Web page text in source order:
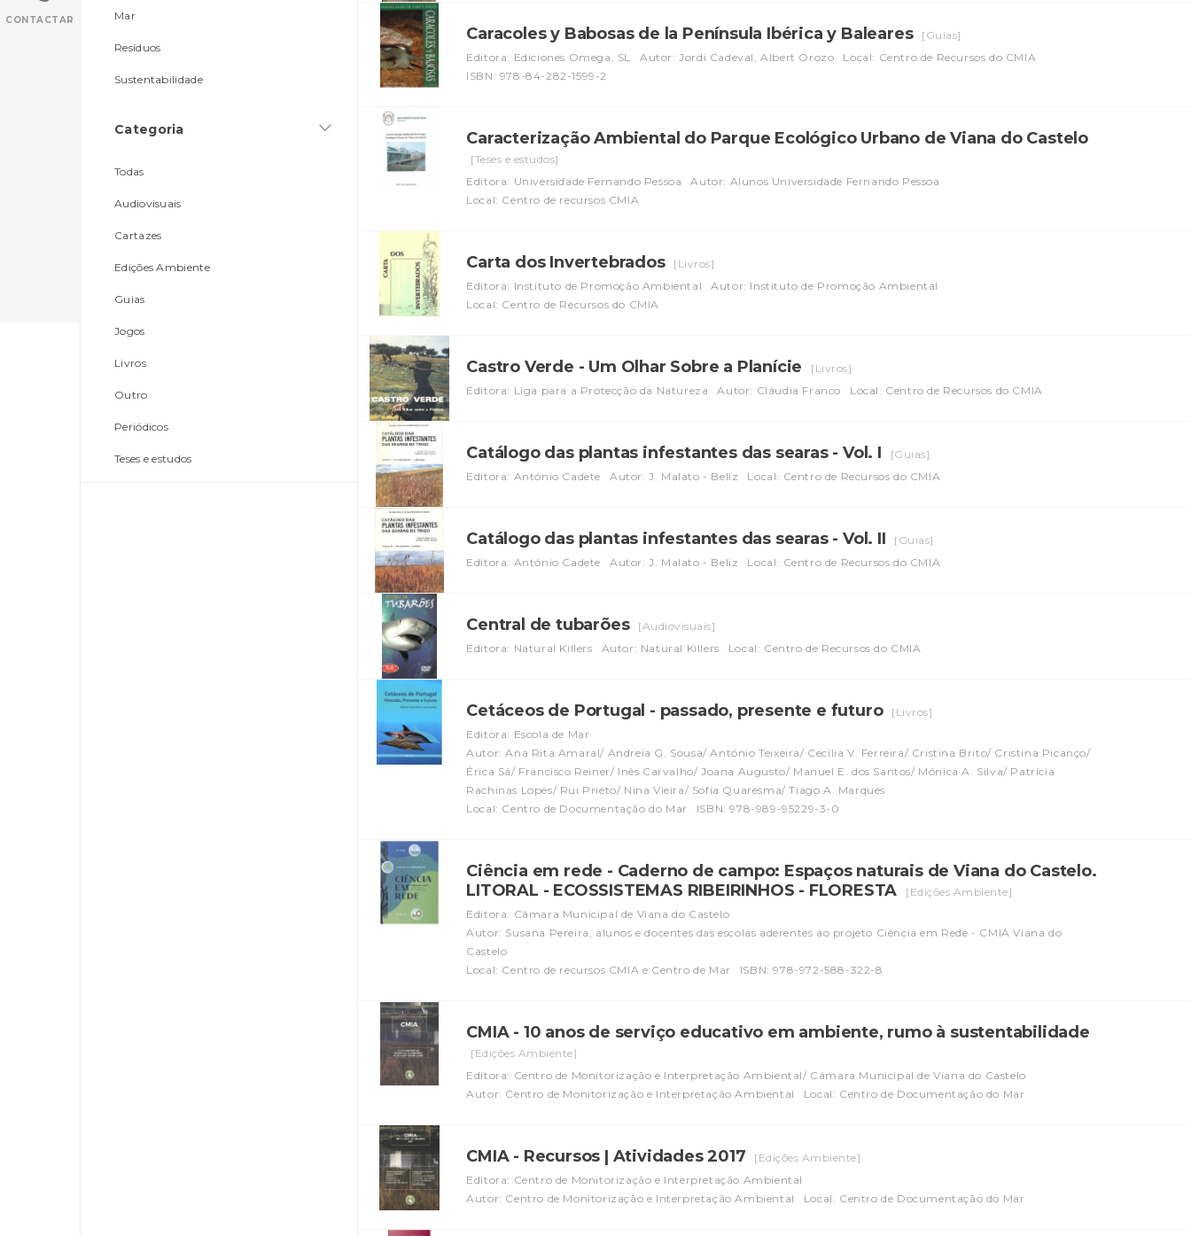
CONTACTAR Mar
Resíduos
Sustentabilidade
Categoria
Todas
Audiovisuais
Cartazes
Edições Ambiente
Guias
Jogos
Livros
Outro
Periódicos
Teses e estudos
Caracoles y Babosas de la Península Ibérica y Baleares
[Guias]
Editora: Ediciones Omega, SL
Autor: Jordi Cadeval, Albert Orozo
Local: Centro de Recursos do CMIA
ISBN: 978-84-282-1599-2
Caracterização Ambiental do Parque Ecológico Urbano de Viana do Castelo
[Teses e estudos]
Editora: Universidade Fernando Pessoa
Autor: Alunos Universidade Fernando Pessoa
Local: Centro de recursos CMIA
Carta dos Invertebrados
[Livros]
Editora: Instituto de Promoção Ambiental
Autor: Instituto de Promoção Ambiental
Local: Centro de Recursos do CMIA
Castro Verde - Um Olhar Sobre a Planície
[Livros]
Editora: Liga para a Protecção da Natureza
Autor: Cláudia Franco Local: Centro de Recursos do CMIA
Catálogo das plantas infestantes das searas - Vol. I
[Guias]
Editora: António Cadete
Autor: J. Malato - Beliz Local: Centro de Recursos do CMIA
Catálogo das plantas infestantes das searas - Vol. II
[Guias]
Editora: António Cadete
Autor: J. Malato - Beliz Local: Centro de Recursos do CMIA
Central de tubarões
[Audiovisuais]
Editora: Natural Killers
Autor: Natural Killers Local: Centro de Recursos do CMIA
Cetáceos de Portugal - passado, presente e futuro
[Livros]
Editora: Escola de Mar
Autor: Ana Rita Amaral/ Andreia G. Sousa/ António Teixeira/ Cecília V. Ferreira/ Cristina Brito/ Cristina Picanço/
Érica Sá/ Francisco Reiner/ Inês Carvalho/ Joana Augusto/ Manuel E. dos Santos/ Mónica A. Silva/ Patrícia
Rachinas Lopes/ Rui Prieto/ Nina Vieira/ Sofia Quaresma/ Tiago A. Marques
Local: Centro de Documentação do Mar
ISBN: 978-989-95229-3-0
Ciência em rede - Caderno de campo: Espaços naturais de Viana do Castelo.
LITORAL - ECOSSISTEMAS RIBEIRINHOS - FLORESTA
[Edições Ambiente]
Editora: Câmara Municipal de Viana do Castelo
Autor: Susana Pereira, alunos e docentes das escolas aderentes ao projeto Ciência em Rede - CMIA Viana do
Castelo
Local: Centro de recursos CMIA e Centro de Mar
ISBN: 978-972-588-322-8
CMIA - 10 anos de serviço educativo em ambiente, rumo à sustentabilidade
[Edições Ambiente]
Editora: Centro de Monitorização e Interpretação Ambiental/ Câmara Municipal de Viana do Castelo
Autor: Centro de Monitorização e Interpretação Ambiental
Local: Centro de Documentação do Mar
CMIA - Recursos | Atividades 2017
[Edições Ambiente]
Editora: Centro de Monitorização e Interpretação Ambiental
Autor: Centro de Monitorização e Interpretação Ambiental
Local: Centro de Documentação do Mar